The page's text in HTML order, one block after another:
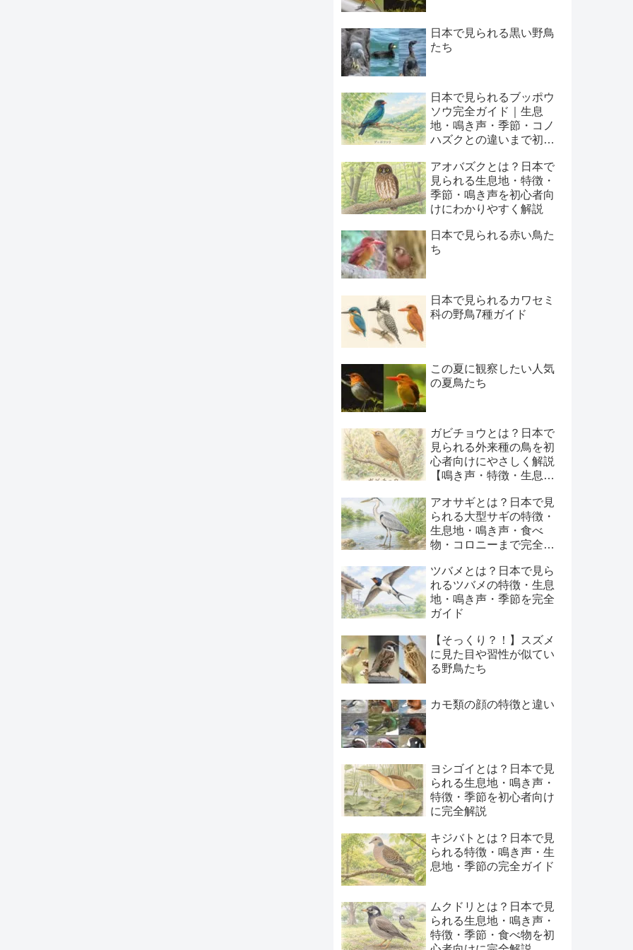
日本で見られる黒い野鳥
たち
日本で見られるブッポウ
ソウ完全ガイド｜生息
地・鳴き声・季節・コノ
ハズクとの違いまで初心
アオバズクとは？日本で
見られる生息地・特徴・
季節・鳴き声を初心者向
けにわかりやすく解説
日本で見られる赤い鳥た
ち
日本で見られるカワセミ
科の野鳥7種ガイド
この夏に観察したい人気
の夏鳥たち
ガビチョウとは？日本で
見られる外来種の鳥を初
心者向けにやさしく解説
【鳴き声・特徴・生息
アオサギとは？日本で見
られる大型サギの特徴・
生息地・鳴き声・食べ
物・コロニーまで完全ガ
ツバメとは？日本で見ら
れるツバメの特徴・生息
地・鳴き声・季節を完全
ガイド
【そっくり？！】スズメ
に見た目や習性が似てい
る野鳥たち
カモ類の顔の特徴と違い
ヨシゴイとは？日本で見
られる生息地・鳴き声・
特徴・季節を初心者向け
に完全解説
キジバトとは？日本で見
られる特徴・鳴き声・生
息地・季節の完全ガイド
ムクドリとは？日本で見
られる生息地・鳴き声・
特徴・季節・食べ物を初